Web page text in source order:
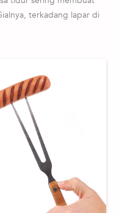
terkadang lapar di